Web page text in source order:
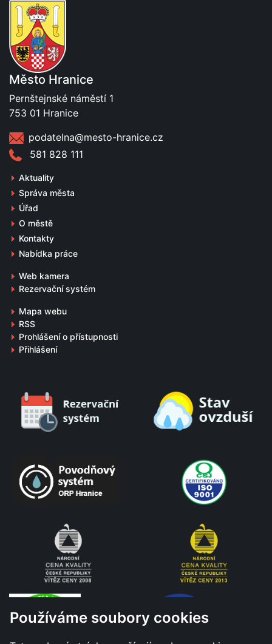
Používáme soubory cookies
Město Hranice
Pernštejnské náměstí 1
753 01 Hranice
podatelna@mesto-hranice.cz
581 828 111
Aktuality
Správa města
Úřad
O městě
Kontakty
Nabídka práce
Web kamera
Rezervační systém
Mapa webu
RSS
Prohlášení o přístupnosti
Přihlášení